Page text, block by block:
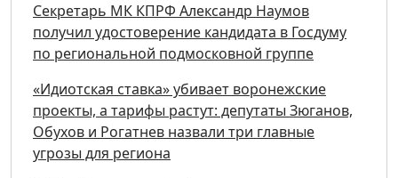
Секретарь МК КПРФ Александр Наумов
получил удостоверение кандидата в Госдуму
по региональной подмосковной группе
«Идиотская ставка» убивает воронежские
проекты, а тарифы растут: депутаты Зюганов,
Обухов и Рогатнев назвали три главные
угрозы для региона